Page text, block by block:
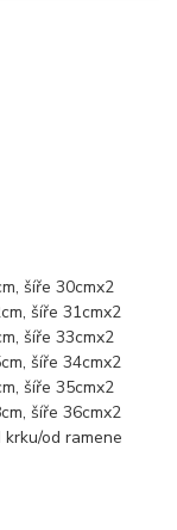
šíře 30cmx2
šíře 31cmx2
šíře 33cmx2
šíře 34cmx2
šíře 35cmx2
šíře 36cmx2
od ramene